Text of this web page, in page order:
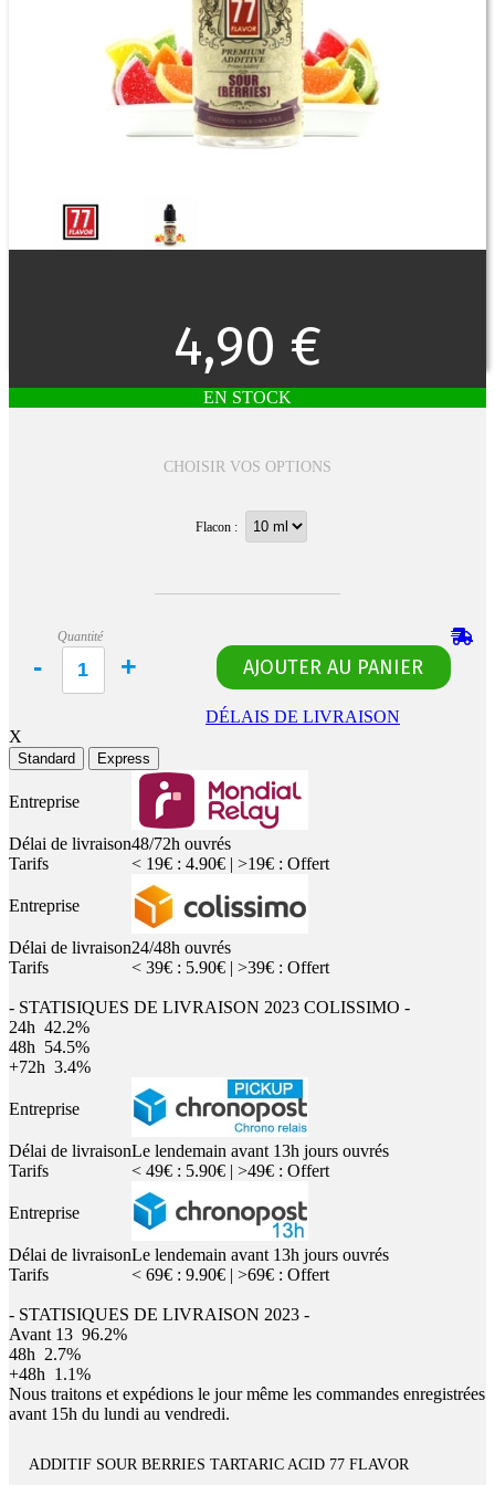
4,90 €
EN STOCK
CHOISIR VOS OPTIONS
Flacon :
Quantité
DÉLAIS DE LIVRAISON
X
Standard Express
Entreprise
Délai de livraison48/72h ouvrés
Tarifs
< 19€ : 4.90€ | >19€ : Offert
Entreprise
Délai de livraison24/48h ouvrés
Tarifs
< 39€ : 5.90€ | >39€ : Offert
- STATISIQUES DE LIVRAISON 2023 COLISSIMO -
24h 42.2%
48h 54.5%
+72h 3.4%
Entreprise
Délai de livraisonLe lendemain avant 13h jours ouvrés
Tarifs
< 49€ : 5.90€ | >49€ : Offert
Entreprise
Délai de livraisonLe lendemain avant 13h jours ouvrés
Tarifs
< 69€ : 9.90€ | >69€ : Offert
- STATISIQUES DE LIVRAISON 2023 -
Avant 13 96.2%
48h 2.7%
+48h 1.1%
Nous traitons et expédions le jour même les commandes enregistrées
avant 15h du lundi au vendredi.
ADDITIF SOUR BERRIES TARTARIC ACID 77 FLAVOR